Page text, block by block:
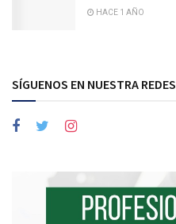
HACE 1 AÑO
SÍGUENOS EN NUESTRA REDES